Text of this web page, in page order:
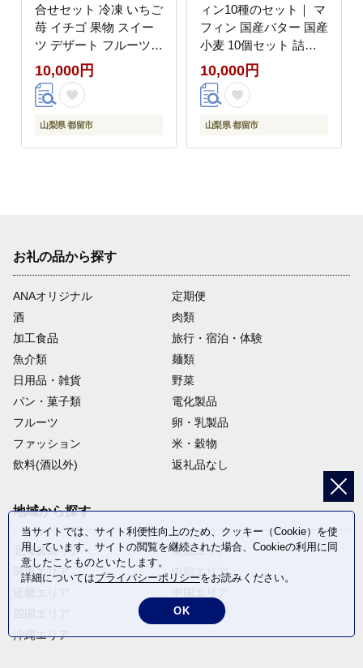
合せセット 冷凍 いちご
苺 イチゴ 果物 スイー
ツ デザート フルーツ
アイス ジャム シャーベ
ット スムージー かき氷
贈答 プレゼント
10,000円
山梨県 都留市
ィン10種のセット｜ マ
フィン 国産バター 国産
小麦 10個セット 詰め
合わせ
10,000円
山梨県 都留市
お礼の品から探す
ANAオリジナル
定期便
酒
肉類
加工食品
旅行・宿泊・体験
魚介類
麺類
日用品・雑貨
野菜
パン・菓子類
電化製品
フルーツ
卵・乳製品
ファッション
米・穀物
飲料(酒以外)
返礼品なし
地域から探す
北海道エリア
関東エリア
沖縄エリア
東北エリア
中部エリア
九州エリア
当サイトでは、サイト利便性向上のため、クッキー（Cookie）を使
用しています。サイトの閲覧を継続された場合、Cookieの利用に同
意したことものといたします。
詳細についてはプライバシーポリシーをお読みください。
OK